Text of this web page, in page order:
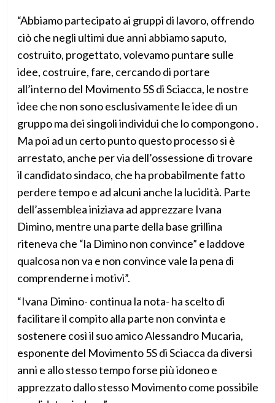
“Abbiamo partecipato ai gruppi di lavoro, offrendo
ciò che negli ultimi due anni abbiamo saputo,
costruito, progettato, volevamo puntare sulle
idee, costruire, fare, cercando di portare
all’interno del Movimento 5S di Sciacca, le nostre
idee che non sono esclusivamente le idee di un
gruppo ma dei singoli individui che lo compongono .
Ma poi ad un certo punto questo processo si è
arrestato, anche per via dell’ossessione di trovare
il candidato sindaco, che ha probabilmente fatto
perdere tempo e ad alcuni anche la lucidità. Parte
dell’assemblea iniziava ad apprezzare Ivana
Dimino, mentre una parte della base grillina
riteneva che “la Dimino non convince” e laddove
qualcosa non va e non convince vale la pena di
comprenderne i motivi”.
“Ivana Dimino- continua la nota- ha scelto di
facilitare il compito alla parte non convinta e
sostenere così il suo amico Alessandro Mucaria,
esponente del Movimento 5S di Sciacca da diversi
anni e allo stesso tempo forse più idoneo e
apprezzato dallo stesso Movimento come possibile